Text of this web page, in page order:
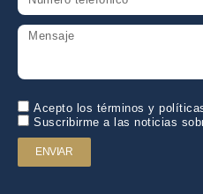
Acepto los términos y
Suscribirme a las noticias
ENVIAR